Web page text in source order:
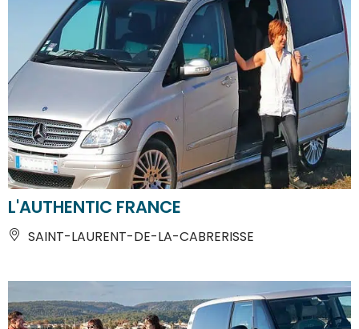
L'AUTHENTIC FRANCE
SAINT-LAURENT-DE-LA-CABRERISSE